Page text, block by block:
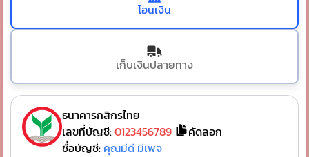
โอนเงิน
เก็บเงินปลายทาง
ธนาคารกสิกรไทย
เลขที่บัญชี:0123456789
คัดลอก
ชื่อบัญชี: คุณมีดี มีเพจ